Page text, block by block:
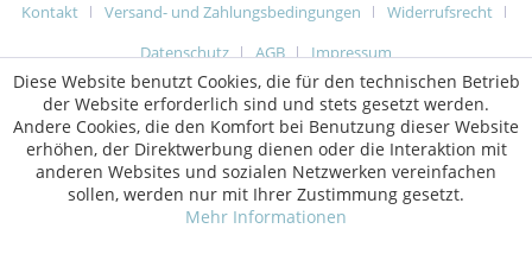
Kontakt
Versand- und Zahlungsbedingungen
Widerrufsrecht
Datenschutz
AGB Impressum
Diese Website benutzt Cookies, die für den technischen Betrieb
der Website erforderlich sind und stets gesetzt werden.
Andere Cookies, die den Komfort bei Benutzung dieser Website
erhöhen, der Direktwerbung dienen oder die Interaktion mit
anderen Websites und sozialen Netzwerken vereinfachen
sollen, werden nur mit Ihrer Zustimmung gesetzt.
Mehr Informationen